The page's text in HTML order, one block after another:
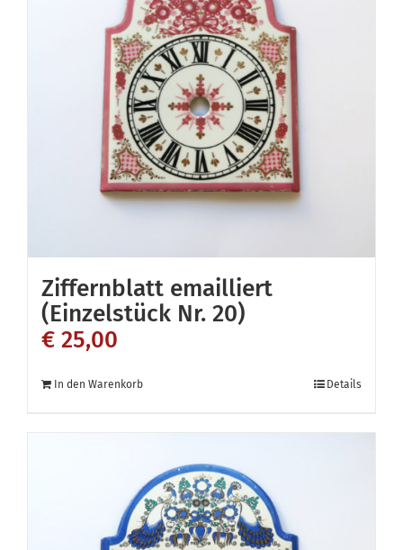
Ziffernblatt emailliert
(Einzelstück Nr. 20)
€ 25,00
In den Warenkorb Details